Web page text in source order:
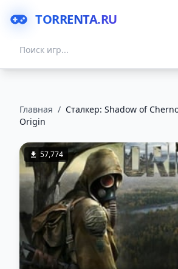
TORRENTA.RU
Главная / Сталкер: Shadow of
Origin
57,774